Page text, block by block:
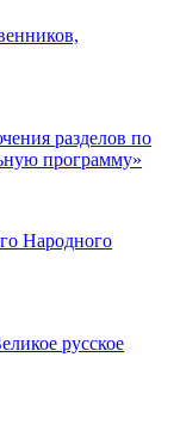
разделов по
программу»
Народного
русское